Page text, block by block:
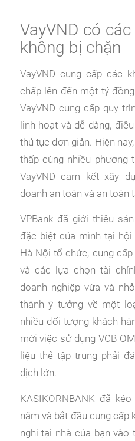
VayVND có
không bị chặn
VayVND cung cấp các
chấp lên đến một tỷ
VayVND cung cấp quy
linh hoạt và dễ dàng,
thủ tục đơn giản. Hiện
thấp cùng nhiều phương
VayVND cam kết xây
doanh an toàn và an toàn
VPBank đã giới thiệu
đặc biệt của mình tại
Hà Nội tổ chức, cung
và các lựa chọn tài
doanh nghiệp vừa và
thành ý tưởng về một
nhiều đối tượng khách
mới việc sử dụng VCB
liệu thẻ tập trung phải
dịch lớn.
KASIKORNBANK đã
năm và bắt đầu cung cấp
nghỉ tại nhà của bạn vào